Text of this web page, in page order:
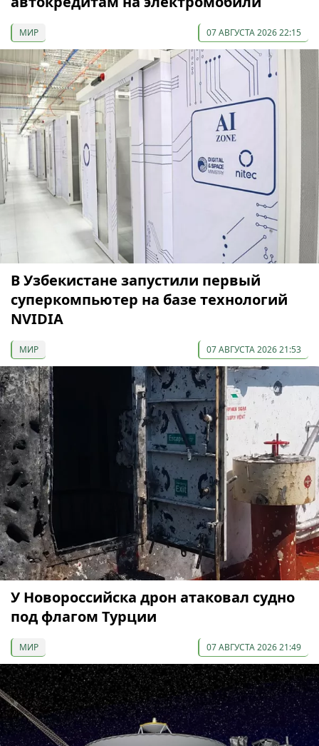
МИР 07 АВГУСТА 2026 22:15
В Узбекистане запустили первый
суперкомпьютер на базе технологий
NVIDIA
МИР 07 АВГУСТА 2026 21:53
У Новороссийска дрон атаковал судно
под флагом Турции
МИР 07 АВГУСТА 2026 21:49